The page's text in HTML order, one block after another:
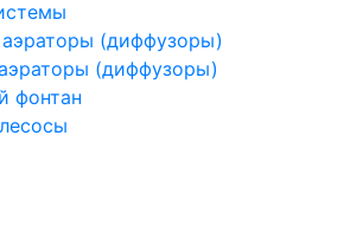
(диффузоры)
(диффузоры)
фонтан